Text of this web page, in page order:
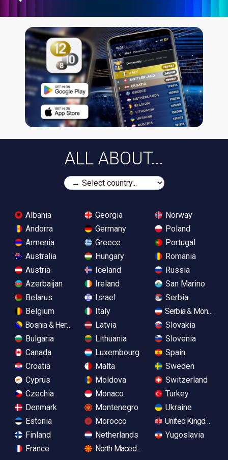
ALL ABOUT...
Albania
Andorra
Armenia
Australia
Austria
Azerbaijan
Belarus
Belgium
Bosnia & Herzegovina
Bulgaria
Canada
Croatia
Cyprus
Czechia
Denmark
Estonia
Finland
France
Georgia
Germany
Greece
Hungary
Iceland
Ireland
Israel
Italy
Latvia
Lithuania
Luxembourg
Malta
Moldova
Monaco
Montenegro
Morocco
Netherlands
North Macedonia
Norway
Poland
Portugal
Romania
Russia
San Marino
Serbia
Serbia &
Slovakia
Slovenia
Spain
Sweden
Switzerland
Turkey
Ukraine
United Kingdom
Yugoslavia